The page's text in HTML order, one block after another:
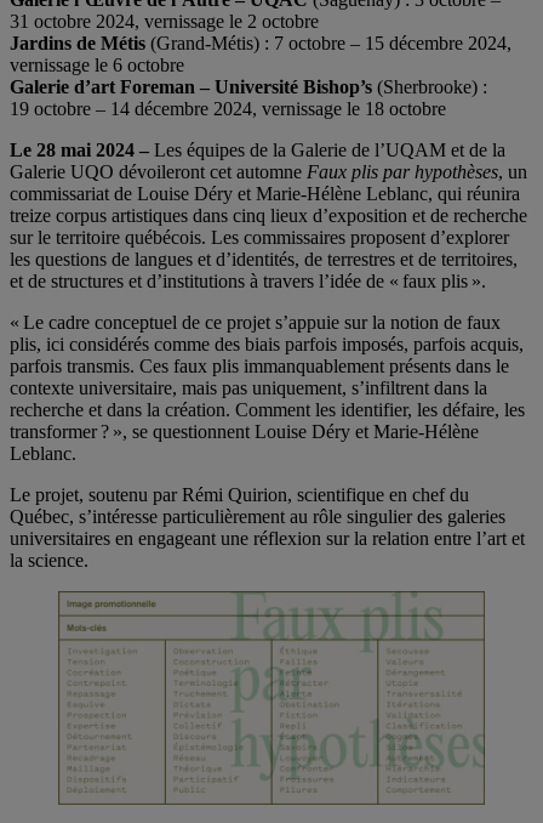
31 octobre 2024, vernissage le 2 octobre
Jardins de Métis (Grand-Métis) : 7 octobre – 15 décembre 2024,
vernissage le 6 octobre
Galerie d’art Foreman – Université Bishop’s (Sherbrooke) :
19 octobre – 14 décembre 2024, vernissage le 18 octobre
Le 28 mai 2024 – Les équipes de la Galerie de l’UQAM et de la
Galerie UQO dévoileront cet automne Faux plis par hypothèses, un
commissariat de Louise Déry et Marie-Hélène Leblanc, qui réunira
treize corpus artistiques dans cinq lieux d’exposition et de recherche
sur le territoire québécois. Les commissaires proposent d’explorer
les questions de langues et d’identités, de terrestres et de territoires,
et de structures et d’institutions à travers l’idée de « faux plis ».
« Le cadre conceptuel de ce projet s’appuie sur la notion de faux
plis, ici considérés comme des biais parfois imposés, parfois acquis,
parfois transmis. Ces faux plis immanquablement présents dans le
contexte universitaire, mais pas uniquement, s’infiltrent dans la
recherche et dans la création. Comment les identifier, les défaire, les
transformer ? », se questionnent Louise Déry et Marie-Hélène
Leblanc.
Le projet, soutenu par Rémi Quirion, scientifique en chef du
Québec, s’intéresse particulièrement au rôle singulier des galeries
universitaires en engageant une réflexion sur la relation entre l’art et
la science.